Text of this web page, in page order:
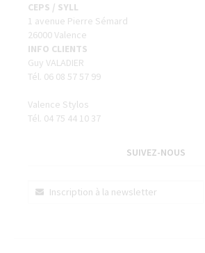
CEPS / SYLL
1 avenue Pierre Sémard
26000 Valence
INFO CLIENTS
Guy VALADIER
Tél. 06 08 57 57 99
Valence Stylos
Tél. 04 75 44 10 37
SUIVEZ-NOUS